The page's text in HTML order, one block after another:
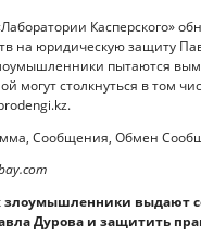
Касперского»
на юридическую защиту
пытаются
могут столкнуться в том
злоумышленники выдают
Дурова и защитить